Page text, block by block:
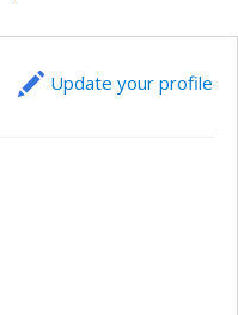
Update your profile